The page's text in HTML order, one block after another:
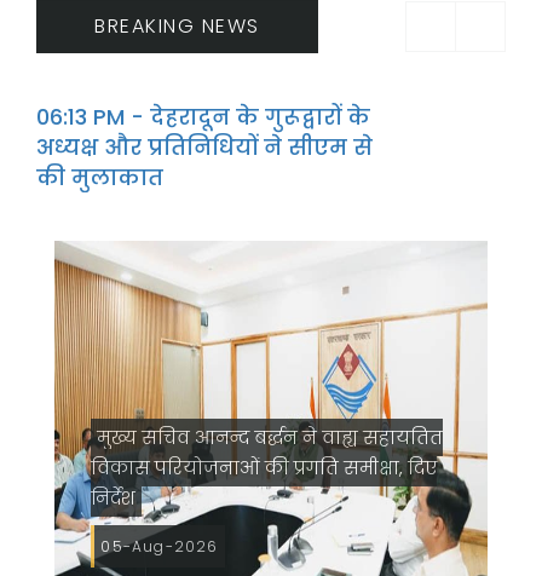
BREAKING NEWS
के
ने सीएम से
06:13 PM - बीजेपी मुख्यालय में
गई स्व कल्याण सिंह को
वाह्य सहायतित
समीक्षा, दिए
मुख्यमंत्री ने स्वास्थ्य सेवा शिविर
शुभारंभ, श्रद्धालुओं को अपने हाथों से
भोजन
04-Aug-2026